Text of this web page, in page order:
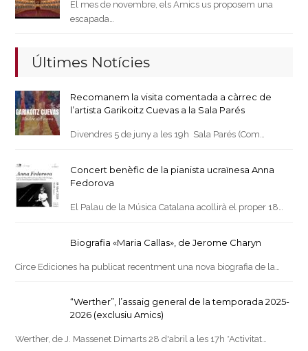
El mes de novembre, els Amics us proposem una
escapada…
Últimes Notícies
Recomanem la visita comentada a càrrec de
l’artista Garikoitz Cuevas a la Sala Parés
Divendres 5 de juny a les 19h Sala Parés (Com…
Concert benèfic de la pianista ucraïnesa Anna
Fedorova
El Palau de la Música Catalana acollirà el proper 18…
Biografia «Maria Callas», de Jerome Charyn
Circe Ediciones ha publicat recentment una nova biografia de la…
“Werther”, l’assaig general de la temporada 2025-
2026 (exclusiu Amics)
Werther, de J. Massenet Dimarts 28 d'abril a les 17h *Activitat…